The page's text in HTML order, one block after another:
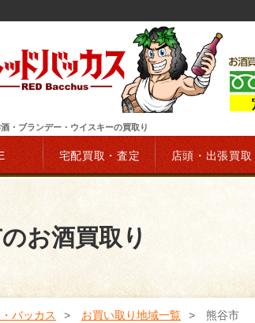
・ブランデー・ウイスキーの買取り
宅配買取・査定 店頭・出張買取
お酒買取り
バッカス お買い取り地域一覧 熊谷市